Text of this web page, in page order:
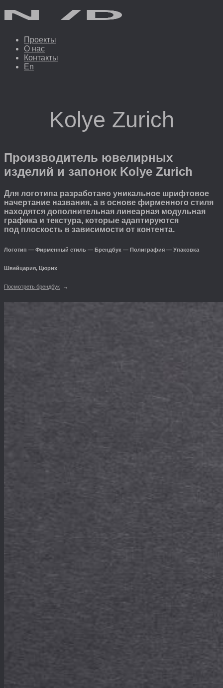
Проекты
О нас
Контакты
En
Kolye Zurich
Производитель ювелирных
изделий и запонок Kolye Zurich
Для логотипа разработано уникальное шрифтовое
начертание названия, а в основе фирменного стиля
находятся дополнительная линеарная модульная
графика и текстура, которые адаптируются
под плоскость в зависимости от контента.
Логотип — Фирменный стиль — Брендбук — Полиграфия — Упаковка
Швейцария, Цюрих
Посмотреть брендбук →